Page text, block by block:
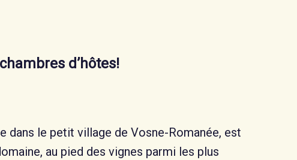
d’hôtes!
dans le petit village de Vosne-Romanée, est
au pied des vignes parmi les plus